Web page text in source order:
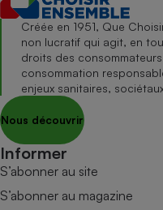
Créée en 1951, Que
non lucratif qui agit, en
droits des
consommation
enjeux sanitaires,
Nous découvrir
Informer
S’abonner au site
S’abonner au magazine